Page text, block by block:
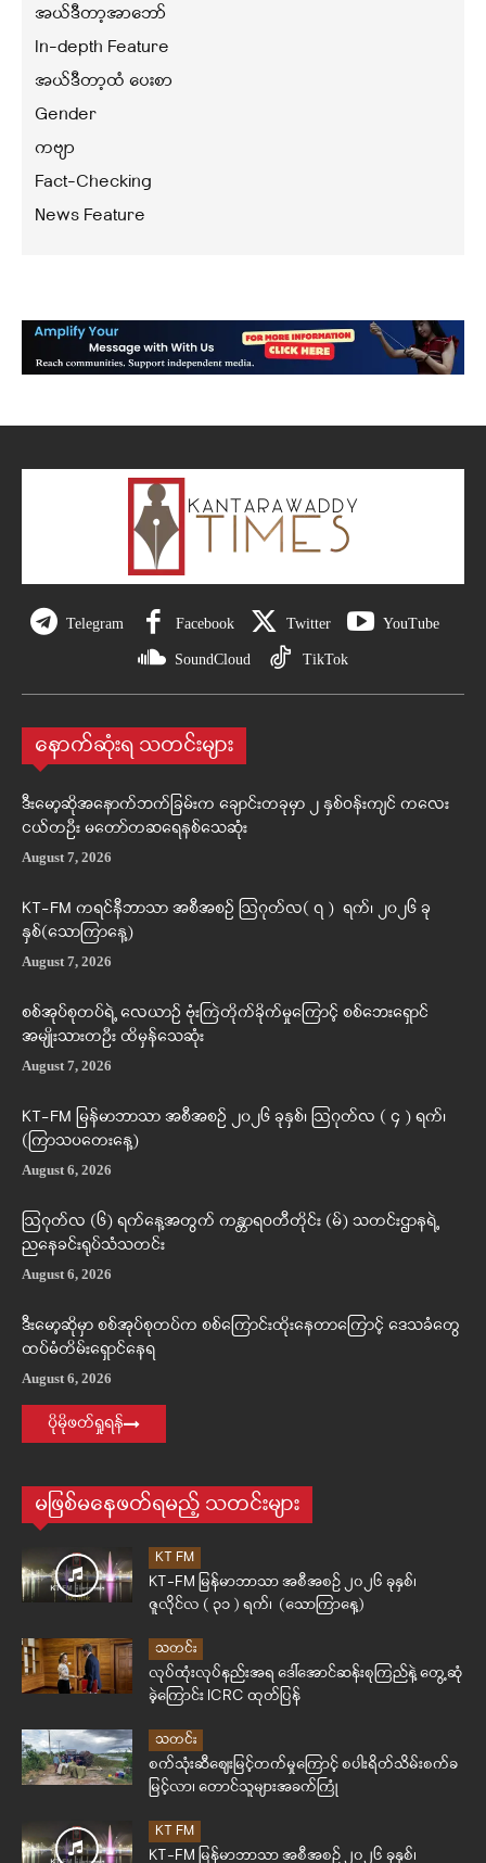
အယ်ဒီတာ့အာဘော်
In-depth Feature
အယ်ဒီတာ့ထံ ပေးစာ
Gender
ကဗျာ
Fact-Checking
News Feature
Telegram Facebook Twitter YouTube
SoundCloud TikTok
နောက်ဆုံးရ သတင်းများ
ဒီးမော့ဆိုအနောက်ဘက်ခြမ်းက ချောင်းတခုမှာ ၂ နှစ်ဝန်းကျင် ကလေး
ငယ်တဦး မတော်တဆရေနစ်သေဆုံး
August 7, 2026
KT-FM ကရင်နီဘာသာ အစီအစဉ် ဩဂုတ်လ( ၇ ) ရက်၊ ၂၀၂၆ ခု
နှစ်(သောကြာနေ့)
August 7, 2026
စစ်အုပ်စုတပ်ရဲ့ လေယာဉ် ဗုံးကြဲတိုက်ခိုက်မှုကြောင့် စစ်ဘေးရှောင်
အမျိုးသားတဦး ထိမှန်သေဆုံး
August 7, 2026
KT-FM မြန်မာဘာသာ အစီအစဉ် ၂၀၂၆ ခုနှစ်၊ ဩဂုတ်လ ( ၄ ) ရက်၊
(ကြာသပတေးနေ့)
August 6, 2026
ဩဂုတ်လ (၆) ရက်နေ့အတွက် ကန္တာရဝတီတိုင်း (မ်) သတင်းဌာနရဲ့
ညနေခင်းရုပ်သံသတင်း
August 6, 2026
ဒီးမော့ဆိုမှာ စစ်အုပ်စုတပ်က စစ်ကြောင်းထိုးနေတာကြောင့် ဒေသခံတွေ
ထပ်မံတိမ်းရှောင်နေရ
August 6, 2026
ပိုမိုဖတ်ရှုရန်
မဖြစ်မနေဖတ်ရမည့် သတင်းများ
KT FM
KT-FM မြန်မာဘာသာ အစီအစဉ် ၂၀၂၆ ခုနှစ်၊
ဇူလိုင်လ ( ၃၁ ) ရက်၊ (သောကြာနေ့)
သတင်း
လုပ်ထုံးလုပ်နည်းအရ ဒေါ်အောင်ဆန်းစုကြည်နဲ့ တွေ့ဆုံ
ခဲ့ကြောင်း ICRC ထုတ်ပြန်
သတင်း
စက်သုံးဆီဈေးမြင့်တက်မှုကြောင့် စပါးရိတ်သိမ်းစက်ခ
မြင့်လာ၊ တောင်သူများအခက်ကြုံ
KT FM
KT-FM မြန်မာဘာသာ အစီအစဉ် ၂၀၂၆ ခုနှစ်၊